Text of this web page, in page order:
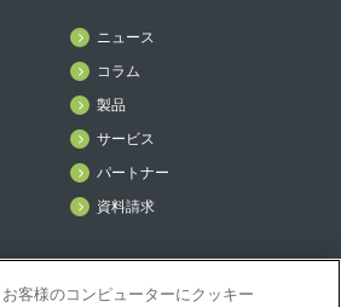
ニュース
コラム
製品
サービス
パートナー
資料請求
客様のコンピューターにクッキー